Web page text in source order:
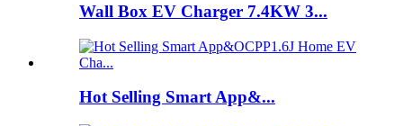
Wall Box EV Charger 7.4KW 3...
Hot Selling Smart App&...